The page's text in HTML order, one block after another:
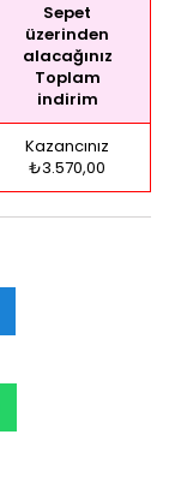
Sepet
üzerinden
alacağınız
Toplam
indirim
Kazancınız
₺3.570,00